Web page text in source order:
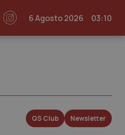
6 Agosto 2026 03:10
QS Club Newsletter